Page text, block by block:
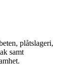
plåtslageri,
samt